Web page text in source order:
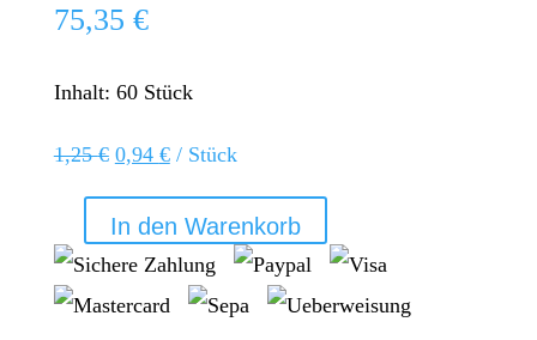
75,35 €
Inhalt: 60 Stück
1,25€ 0,94 €/ Stück
In den Warenkorb